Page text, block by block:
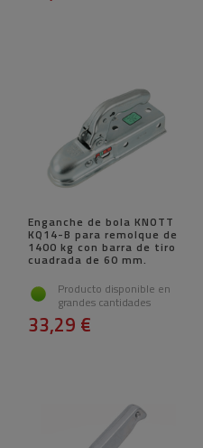
Enganche de bola KNOTT
KQ14-B para remolque de
1400 kg con barra de tiro
cuadrada de 60 mm.
Producto disponible en
grandes cantidades
33,29 €